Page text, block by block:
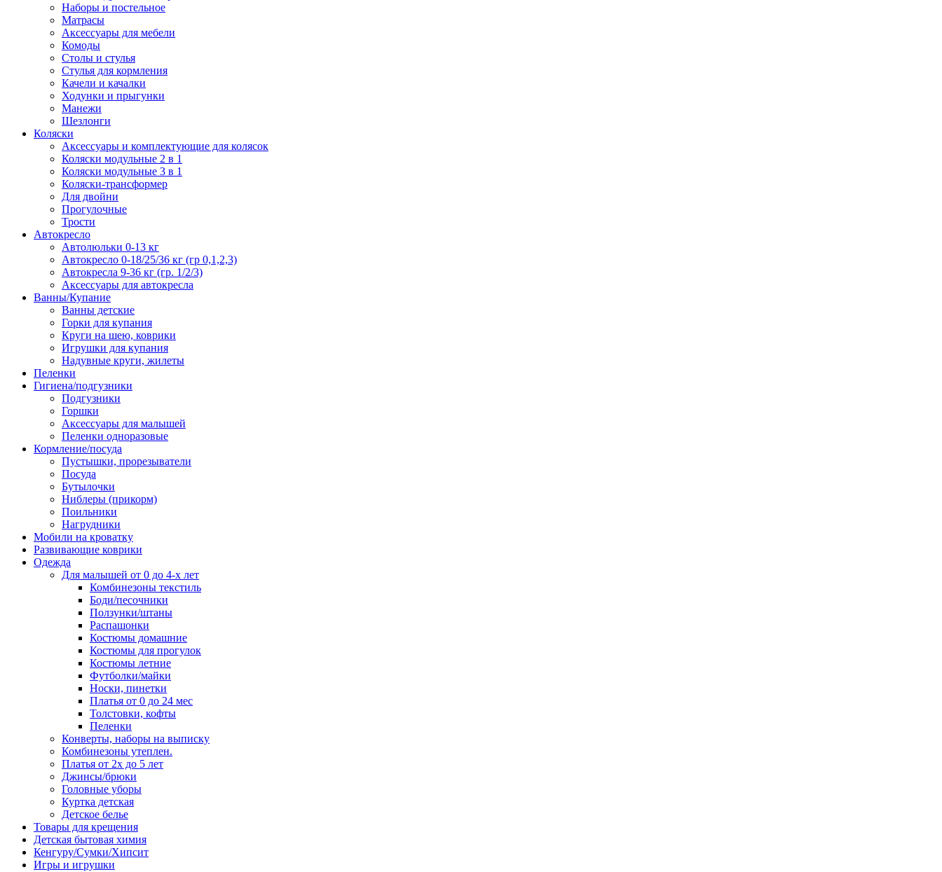
Наборы и постельное
Матрасы
Аксессуары для мебели
Комоды
Столы и стулья
Стулья для кормления
Качели и качалки
Ходунки и прыгунки
Манежи
Шезлонги
Коляски
Аксессуары и комплектующие для колясок
Коляски модульные 2 в 1
Коляски модульные 3 в 1
Коляски-трансформер
Для двойни
Прогулочные
Трости
Автокресло
Автолюльки 0-13 кг
Автокресло 0-18/25/36 кг (гр 0,1,2,3)
Автокресла 9-36 кг (гр. 1/2/3)
Аксессуары для автокресла
Ванны/Купание
Ванны детские
Горки для купания
Круги на шею, коврики
Игрушки для купания
Надувные круги, жилеты
Пеленки
Гигиена/подгузники
Подгузники
Горшки
Аксессуары для малышей
Пеленки одноразовые
Кормление/посуда
Пустышки, прорезыватели
Посуда
Бутылочки
Ниблеры (прикорм)
Поильники
Нагрудники
Мобили на кроватку
Развивающие коврики
Одежда
Для малышей от 0 до 4-х лет
Комбинезоны текстиль
Боди/песочники
Ползунки/штаны
Распашонки
Костюмы домашние
Костюмы для прогулок
Костюмы летние
Футболки/майки
Носки, пинетки
Платья от 0 до 24 мес
Толстовки, кофты
Пеленки
Конверты, наборы на выписку
Комбинезоны утеплен.
Платья от 2х до 5 лет
Джинсы/брюки
Головные уборы
Куртка детская
Детское белье
Товары для крещения
Детская бытовая химия
Кенгуру/Сумки/Хипсит
Игры и игрушки